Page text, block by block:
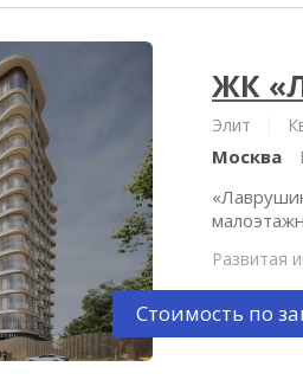
ЖК
Элит
Москва
Развитая
Стоимость по